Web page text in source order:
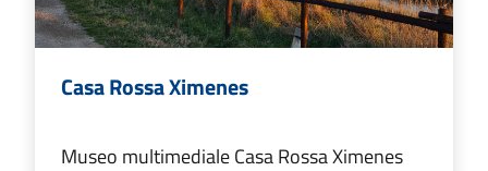
Casa Rossa Ximenes
Museo multimediale Casa Rossa Ximenes